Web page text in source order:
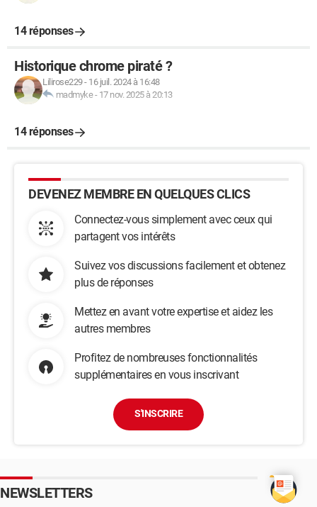
14 réponses
Historique chrome piraté ?
Lilirose229- 16 juil. 2024 à 16:48
madmyke- 17 nov. 2025 à 20:13
14 réponses
DEVENEZ MEMBRE EN QUELQUES CLICS
Connectez-vous simplement avec ceux qui
partagent vos intérêts
Suivez vos discussions facilement et obtenez
plus de réponses
Mettez en avant votre expertise et aidez les
autres membres
Profitez de nombreuses fonctionnalités
supplémentaires en vous inscrivant
S'INSCRIRE
NEWSLETTERS